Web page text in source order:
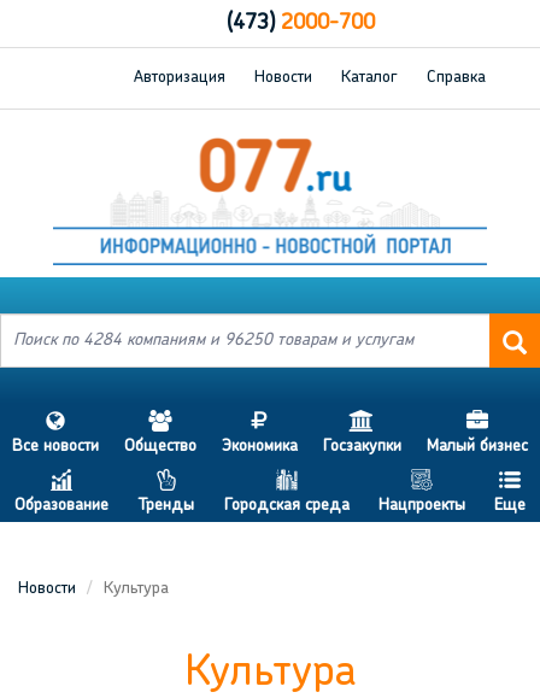
(473)2000-700
Авторизация Новости Каталог Справка
s
Все новости
a
Общество
j
Экономика
h
Госзакупки
d
Малый бизнес
c
Образование
p
Тренды
b
Городская среда
g
Нацпроекты
f
Еще
Новости Культура
Культура